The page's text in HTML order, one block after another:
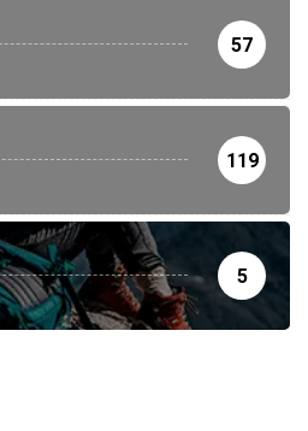
57
119
5